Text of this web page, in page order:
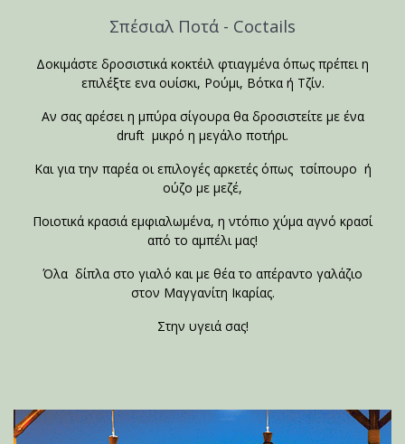
Σπέσιαλ Ποτά - Coctails
Δοκιμάστε δροσιστικά κοκτέιλ φτιαγμένα όπως πρέπει η
επιλέξτε ενα ουίσκι, Ρούμι, Βότκα ή Τζίν.
Αν σας αρέσει η μπύρα σίγουρα θα δροσιστείτε με ένα
druft μικρό η μεγάλο ποτήρι.
Και για την παρέα οι επιλογές αρκετές όπως τσίπουρο ή
ούζο με μεζέ,
Ποιοτικά κρασιά εμφιαλωμένα, η ντόπιο χύμα αγνό κρασί
από το αμπέλι μας!
Όλα δίπλα στο γιαλό και με θέα το απέραντο γαλάζιο
στον Μαγγανίτη Ικαρίας.
Στην υγειά σας!